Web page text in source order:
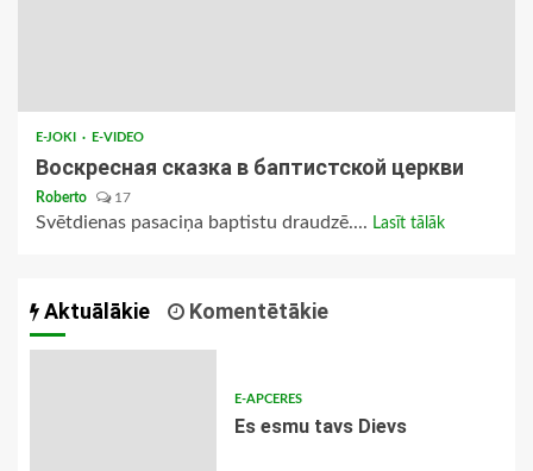
E-JOKI E-VIDEO
Воскресная сказка в баптистской церкви
Roberto 17
Svētdienas pasaciņa baptistu draudzē.... Lasīt tālāk
Aktuālākie Komentētākie
E-APCERES
Es esmu tavs Dievs